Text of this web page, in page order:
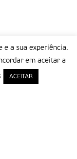
e a sua experiência.
em aceitar a
ACEITAR